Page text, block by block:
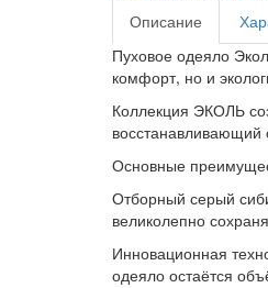
Описание
Пуховое одеяло
комфорт, но и
Коллекция ЭКОЛЬ
восстанавливающий
Основные
Отборный серый
великолепно
Инновационная
одеяло остаётся